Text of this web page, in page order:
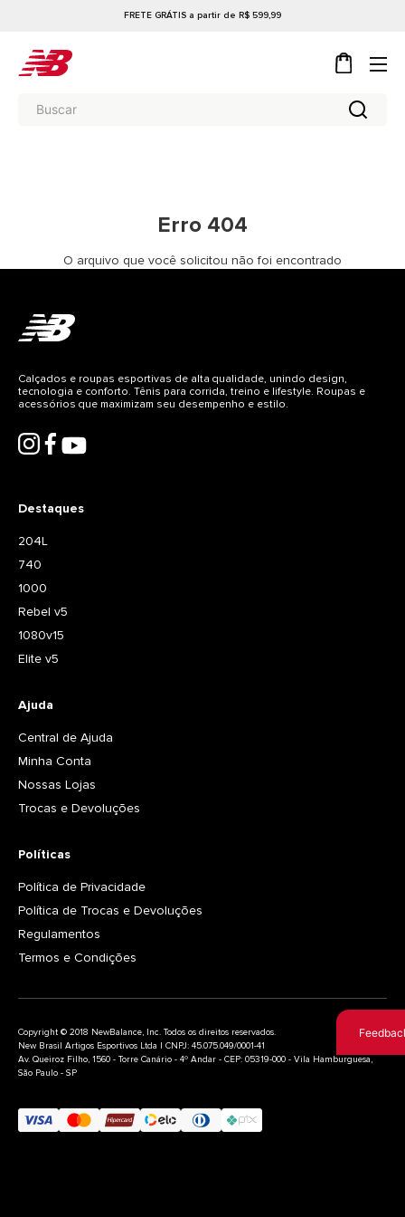
FRETE GRÁTIS a partir de R$ 599,99
Erro 404
O arquivo que você solicitou não foi encontrado
Destaques
204L
740
1000
Rebel v5
1080v15
Elite v5
Ajuda
Central de Ajuda
Minha Conta
Nossas Lojas
Trocas e Devoluções
Políticas
Política de Privacidade
Política de Trocas e Devoluções
Regulamentos
Termos e Condições
Calçados e roupas esportivas de alta qualidade, unindo design,
tecnologia e conforto. Tênis para corrida, treino e lifestyle. Roupas e
acessórios que maximizam seu desempenho e estilo.
Copyright © 2018 NewBalance, Inc. Todos os direitos reservados.
New Brasil Artigos Esportivos Ltda | CNPJ: 45.075.049/0001-41
Av. Queiroz Filho, 1560 - Torre Canário - 4º Andar - CEP: 05319-000 - Vila Hamburguesa,
São Paulo - SP